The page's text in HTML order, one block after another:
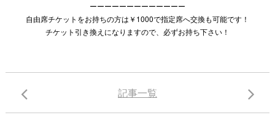
ーーーーーーーーーーーーー
自由席チケットをお持ちの方は￥1000で指定席へ交換も可能です！
チケット引き換えになりますので、必ずお持ち下さい！
記事一覧